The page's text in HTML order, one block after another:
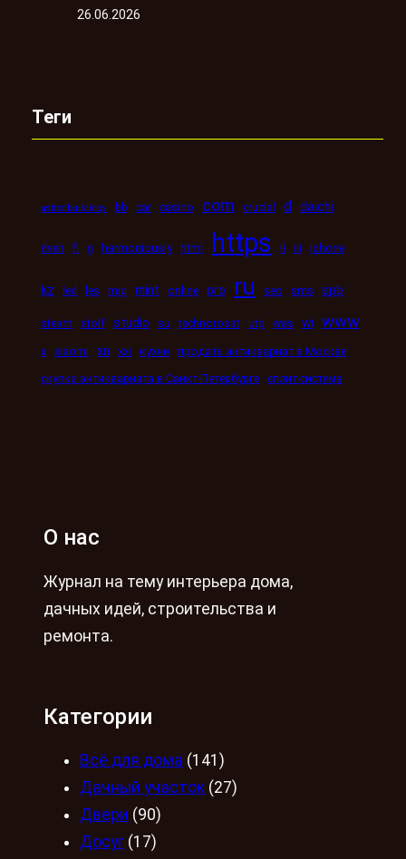
26.06.2026
Теги
astronbuildings bb car casino com crucial d daichi
dveri fi g harmoniously html https ii iii iphone
kz led les mig mint online pro ru seo sms spb
steam stolf studio su technorosst utp was wi www
x xiaomi xn xxi кухни
продать антиквариат в Москве
скупка антиквариата в Санкт-Петербурге сплит-система
О нас
Журнал на тему интерьера дома,
дачных идей, строительства и
ремонта.
Категории
Всё для дома (141)
Дачный участок (27)
Двери (90)
Досуг (17)